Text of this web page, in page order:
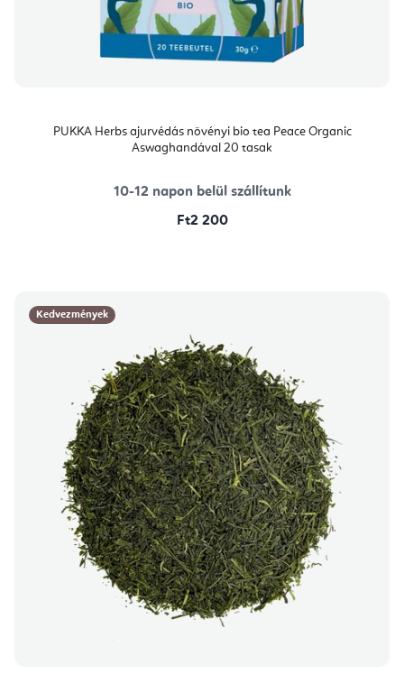
PUKKA Herbs ajurvédás növényi bio tea Peace Organic
Aswaghandával 20 tasak
10-12 napon belül szállítunk
Ft2 200
Kedvezmények